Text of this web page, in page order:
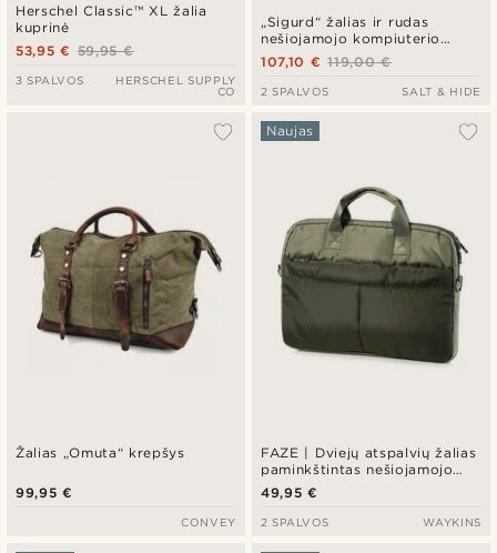
Herschel Classic™ XL žalia
kuprinė
59,95 €
53,95 €
3 SPALVOS
HERSCHEL SUPPLY
CO
„Sigurd“ žalias ir rudas
nešiojamojo kompiuterio
krepšys
119,00 €
107,10 €
2 SPALVOS SALT & HIDE
Žalias „Omuta“ krepšys
99,95 €
CONVEY
FAZE | Dviejų atspalvių žalias
paminkštintas nešiojamojo
kompiuterio krepšys
Naujas
49,95 €
2 SPALVOS WAYKINS